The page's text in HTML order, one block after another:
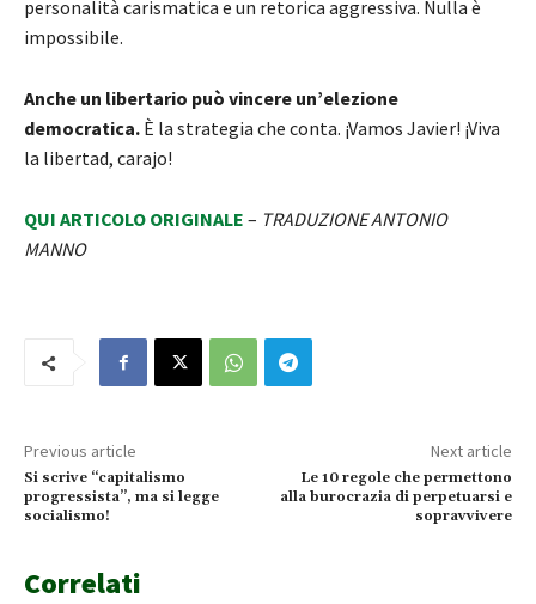
personalità carismatica e un retorica aggressiva. Nulla è
impossibile.
Anche un libertario può vincere un’elezione
democratica. È la strategia che conta. ¡Vamos Javier! ¡Viva
la libertad, carajo!
QUI ARTICOLO ORIGINALE – TRADUZIONE ANTONIO
MANNO
Previous article
Si scrive “capitalismo
progressista”, ma si legge
socialismo!
Next article
Le 10 regole che permettono
alla burocrazia di perpetuarsi e
sopravvivere
Correlati